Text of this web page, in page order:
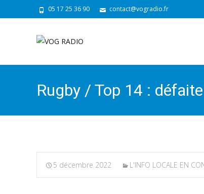
05 17 25 36 90 contact@vogradio.fr
Rugby / Top 14 :
5 décembre 2022 L'INFO LOCALE EN